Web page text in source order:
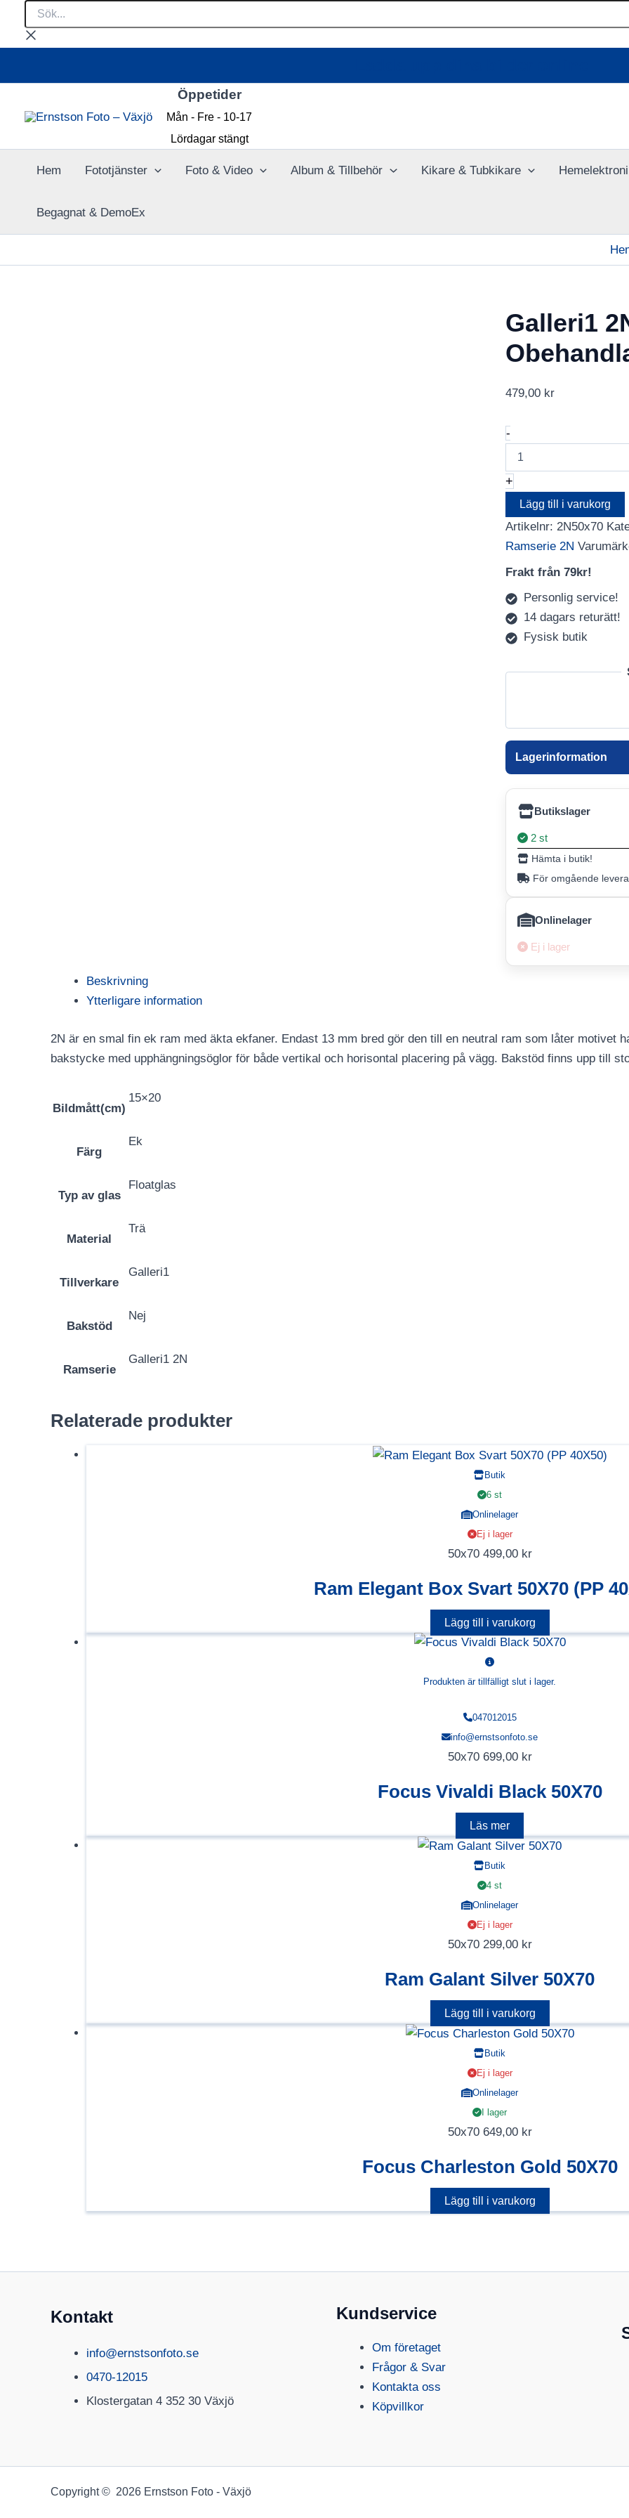
innehåll
Sök...
Öppetider
Mån - Fre - 10-17
Lördagar stängt
Hem Fototjänster Foto & Video Album & Tillbehör Kikare & Tubkikare
Begagnat & DemoEx
Galleri1
479,00 kr
-Galleri1
2N
50X70
Ek
Obehandlad
mängd
+
Lägg till i varukorg
Artikelnr: 2N50x70
Ramserie 2N
Frakt från 79kr!
Personlig service!
14 dagars returätt!
Fysisk butik
Lagerinformation
Butikslager
2 st
Hämta i butik!
För omgående
Onlinelager
Ej i lager
Beskrivning
Ytterligare information
2N är en smal fin ek ram med äkta ekfaner. Endast 13 mm bred gör den till en neutral ram som låter motivet
bakstycke med upphängningsöglor för både vertikal och horisontal placering på vägg. Bakstöd finns upp till
Bildmått(cm)
15×20
Färg
Ek
Typ av glas
Floatglas
Material
Trä
Tillverkare
Galleri1
Bakstöd
Nej
Ramserie
Galleri1 2N
Relaterade produkter
Butik
6 st
Onlinelager
Ej i lager
50x70 499,00 kr
Ram Elegant Box Svart 50X70 (PP
Lägg till i varukorg
Produkten är tillfälligt slut i lager.
047012015
info@ernstsonfoto.se
50x70 699,00 kr
Focus Vivaldi Black 50X70
Läs mer
Butik
4 st
Onlinelager
Ej i lager
50x70 299,00 kr
Ram Galant Silver 50X70
Lägg till i varukorg
Butik
Ej i lager
Onlinelager
I lager
50x70 649,00 kr
Focus Charleston Gold 50X70
Lägg till i varukorg
Kontakt
info@ernstsonfoto.se
0470-12015
Klostergatan 4 352 30 Växjö
Kundservice
Om företaget
Frågor & Svar
Kontakta oss
Köpvillkor
Copyright © 2026 Ernstson Foto - Växjö